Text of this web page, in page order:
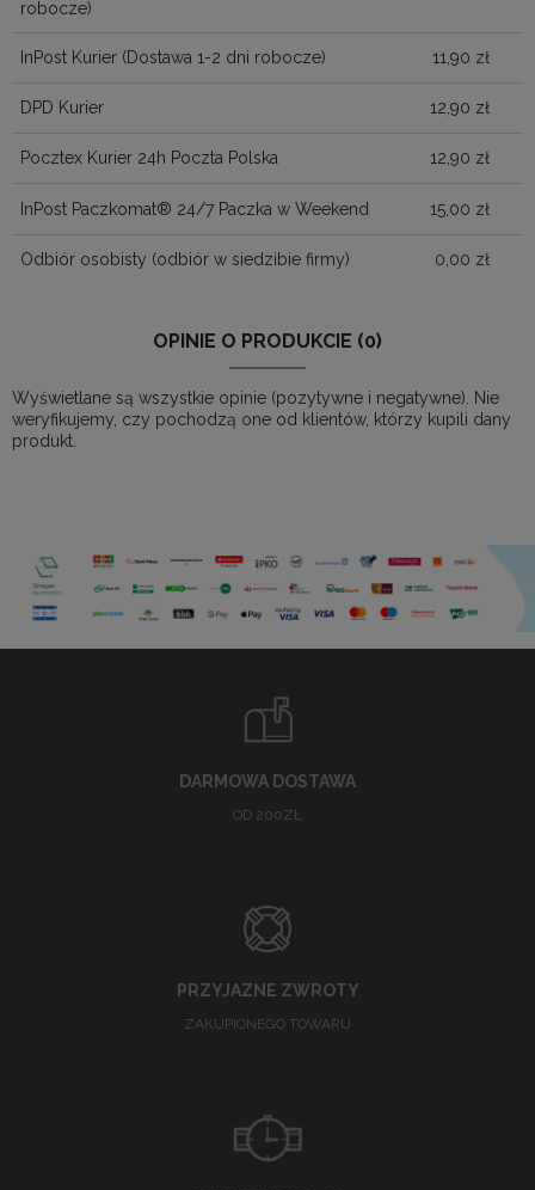
robocze)
InPost Kurier (Dostawa 1-2 dni robocze) 11,90 zł
DPD Kurier 12,90 zł
Pocztex Kurier 24h Poczta Polska 12,90 zł
InPost Paczkomat® 24/7 Paczka w Weekend 15,00 zł
Odbiór osobisty (odbiór w siedzibie firmy) 0,00 zł
OPINIE O PRODUKCIE (0)
Wyświetlane są wszystkie opinie (pozytywne i negatywne). Nie
weryfikujemy, czy pochodzą one od klientów, którzy kupili dany
produkt.
DARMOWA DOSTAWA
OD 200ZŁ
PRZYJAZNE ZWROTY
ZAKUPIONEGO TOWARU